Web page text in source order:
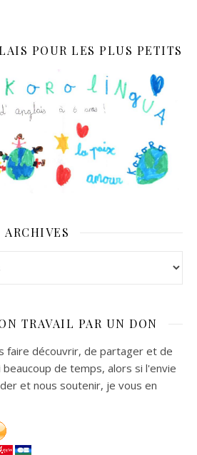
POUR LES PLUS PETITS
ARCHIVES
TRAVAIL PAR UN DON
faire découvrir, de partager et de
de temps, alors si l'envie
et nous soutenir, je vous en